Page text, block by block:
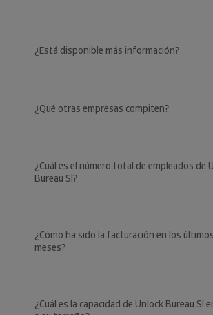
¿Está disponible más información?
¿Qué otras empresas compiten?
¿Cuál es el número total de empleados de
Bureau Sl?
¿Cómo ha sido la facturación en los
meses?
¿Cuál es la capacidad de Unlock Bureau Sl